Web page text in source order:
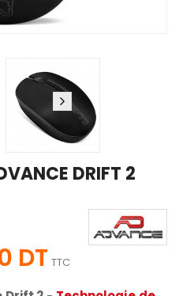
DRIFT 2
DT TTC